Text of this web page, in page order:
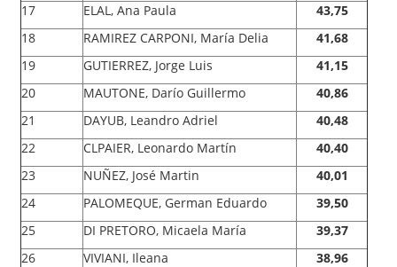
17
ELAL, Ana Paula
43,75
18
RAMIREZ CARPONI, María Delia
41,68
19
GUTIERREZ, Jorge Luis
41,15
20
MAUTONE, Darío Guillermo
40,86
21
DAYUB, Leandro Adriel
40,48
22
CLPAIER, Leonardo Martín
40,40
23
NUÑEZ, José Martin
40,01
24
PALOMEQUE, German Eduardo
39,50
25
DI PRETORO, Micaela María
39,37
26
VIVIANI, Ileana
38,96